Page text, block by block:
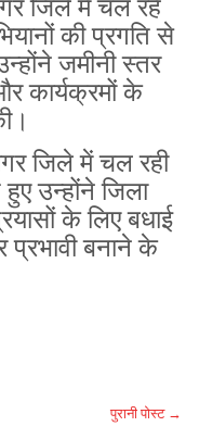
जिले में चल रहे
की प्रगति से
जमीनी स्तर
कार्यक्रमों के
जिले में चल रही
उन्होंने जिला
के लिए बधाई
प्रभावी बनाने के
पुरानी पोस्ट →